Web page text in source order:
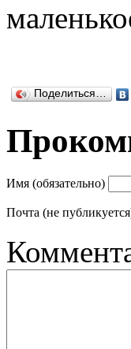
Поделиться…
Имя (обязательно)
Почта (не